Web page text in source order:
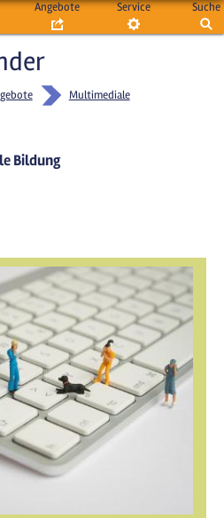
Angebote Service Suche
Multimediale
Bildung